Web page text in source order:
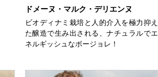
ドメーヌ・マルク・デリエンヌ
ビオディナミ栽培と人的介入を極力抑え
た醸造で生み出される、ナチュラルでエ
ネルギッシュなボージョレ！